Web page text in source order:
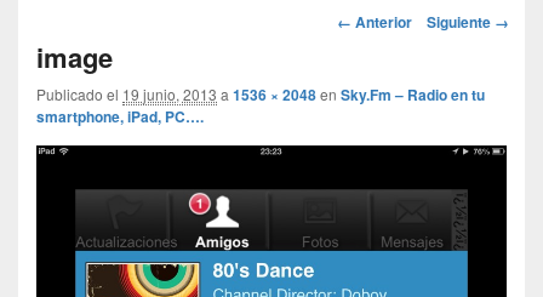
Navegador
← Anterior Siguiente →
image
Publicado el 19 junio, 2013 a 1536 × 2048en Sky.Fm – Radio en tu
smartphone, iPad, PC….